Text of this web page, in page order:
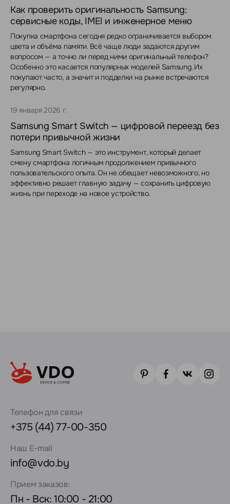
Как проверить оригинальность Samsung:
сервисные коды, IMEI и инженерное меню
Покупка смартфона сегодня редко ограничивается выбором
цвета и объёма памяти. Всё чаще люди задаются другим
вопросом — а точно ли перед ними оригинальный телефон?
Особенно это касается популярных моделей Samsung. Их
покупают часто, а значит и подделки на рынке встречаются
регулярно.
19 января 2026 г.
Samsung Smart Switch — цифровой переезд без
потери привычной жизни
Samsung Smart Switch — это инструмент, который делает
смену смартфона логичным продолжением привычного
пользовательского опыта. Он не обещает невозможного, но
эффективно решает главную задачу — сохранить цифровую
жизнь при переходе на новое устройство.
Телефон для связи
+375 (44) 77-00-350
Наш E-mail
info@vdo.by
Прием заказов:
Пн - Вск: 10:00 - 21:00